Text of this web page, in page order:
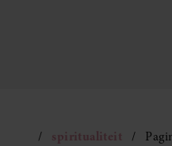
spiritualiteit